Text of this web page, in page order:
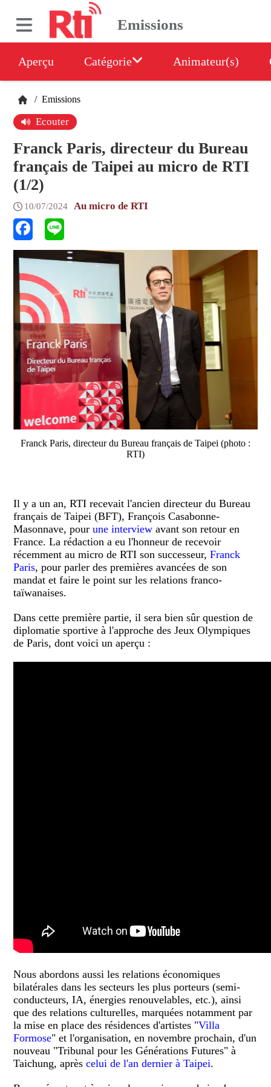
Emissions
Aperçu Catégorie Animateur(s)
/ Emissions
Ecouter
Franck Paris, directeur du Bureau
français de Taipei au micro de RTI
(1/2)
10/07/2024 Au micro de RTI
Franck Paris, directeur du Bureau français de Taipei (photo :
RTI)
Il y a un an, RTI recevait l'ancien directeur du Bureau
français de Taipei (BFT), François Casabonne-
Masonnave, pourune interview avant son retour en
France. La rédaction a eu l'honneur de recevoir
récemment au micro de RTI son successeur,Franck
Paris, pour parler des premières avancées de son
mandat et faire le point sur les relations franco-
taïwanaises.
Dans cette première partie, il sera bien sûr question de
diplomatie sportive à l'approche des Jeux Olympiques
de Paris, dont voici un aperçu :
Nous abordons aussi les relations économiques
bilatérales dans les secteurs les plus porteurs (semi-
conducteurs, IA, énergies renouvelables, etc.), ainsi
que des relations culturelles, marquées notamment par
la mise en place des résidences d'artistes "Villa
Formose" et l'organisation, en novembre prochain, d'un
nouveau "Tribunal pour les Générations Futures" à
Taichung, aprèscelui de l'an dernier à Taipei.